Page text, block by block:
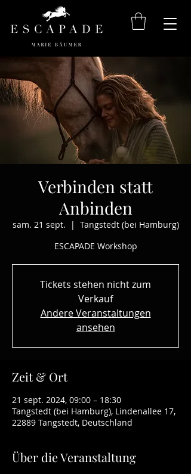
Verbinden statt
Anbinden
sam. 21 sept.
  |
Tangstedt (bei Hamburg)
ESCAPADE Workshop
Tickets stehen nicht zum
Verkauf
Andere Veranstaltungen
ansehen
Zeit & Ort
21 sept. 2024, 09:00 – 18:30
Tangstedt (bei Hamburg), Lindenallee 17,
22889 Tangstedt, Deutschland
Über die Veranstaltung